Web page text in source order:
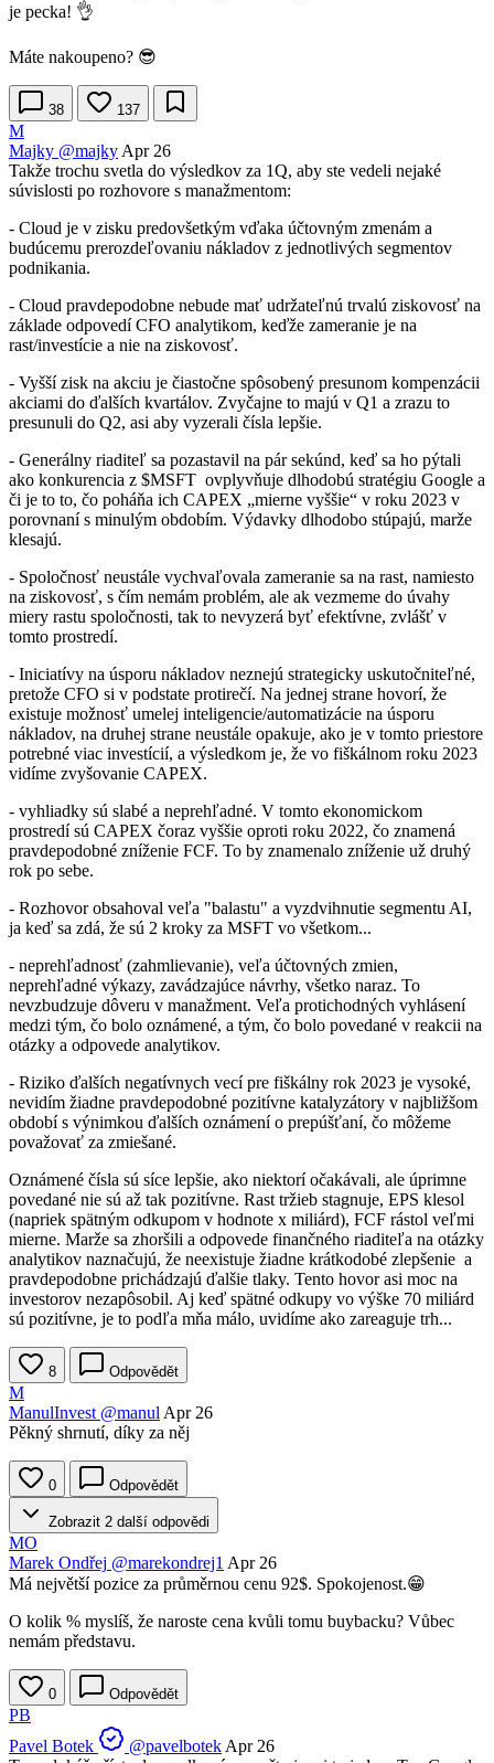
je pecka! 👌
Máte nakoupeno? 😎
38 137
M
Majky @majky Apr 26
Takže trochu svetla do výsledkov za 1Q, aby ste vedeli nejaké
súvislosti po rozhovore s manažmentom:
- Cloud je v zisku predovšetkým vďaka účtovným zmenám a
budúcemu prerozdeľovaniu nákladov z jednotlivých segmentov
podnikania.
- Cloud pravdepodobne nebude mať udržateľnú trvalú ziskovosť na
základe odpovedí CFO analytikom, keďže zameranie je na
rast/investície a nie na ziskovosť.
- Vyšší zisk na akciu je čiastočne spôsobený presunom kompenzácii
akciami do ďalších kvartálov. Zvyčajne to majú v Q1 a zrazu to
presunuli do Q2, asi aby vyzerali čísla lepšie.
- Generálny riaditeľ sa pozastavil na pár sekúnd, keď sa ho pýtali
ako konkurencia z $MSFT ovplyvňuje dlhodobú stratégiu Google a
či je to to, čo poháňa ich CAPEX „mierne vyššie“ v roku 2023 v
porovnaní s minulým obdobím. Výdavky dlhodobo stúpajú, marže
klesajú.
- Spoločnosť neustále vychvaľovala zameranie sa na rast, namiesto
na ziskovosť, s čím nemám problém, ale ak vezmeme do úvahy
miery rastu spoločnosti, tak to nevyzerá byť efektívne, zvlášť v
tomto prostredí.
- Iniciatívy na úsporu nákladov neznejú strategicky uskutočniteľné,
pretože CFO si v podstate protirečí. Na jednej strane hovorí, že
existuje možnosť umelej inteligencie/automatizácie na úsporu
nákladov, na druhej strane neustále opakuje, ako je v tomto priestore
potrebné viac investícií, a výsledkom je, že vo fiškálnom roku 2023
vidíme zvyšovanie CAPEX.
- vyhliadky sú slabé a neprehľadné. V tomto ekonomickom
prostredí sú CAPEX čoraz vyššie oproti roku 2022, čo znamená
pravdepodobné zníženie FCF. To by znamenalo zníženie už druhý
rok po sebe.
- Rozhovor obsahoval veľa "balastu" a vyzdvihnutie segmentu AI,
ja keď sa zdá, že sú 2 kroky za MSFT vo všetkom...
- neprehľadnosť (zahmlievanie), veľa účtovných zmien,
neprehľadné výkazy, zavádzajúce návrhy, všetko naraz. To
nevzbudzuje dôveru v manažment. Veľa protichodných vyhlásení
medzi tým, čo bolo oznámené, a tým, čo bolo povedané v reakcii na
otázky a odpovede analytikov.
- Riziko ďalších negatívnych vecí pre fiškálny rok 2023 je vysoké,
nevidím žiadne pravdepodobné pozitívne katalyzátory v najbližšom
období s výnimkou ďalších oznámení o prepúšťaní, čo môžeme
považovať za zmiešané.
Oznámené čísla sú síce lepšie, ako niektorí očakávali, ale úprimne
povedané nie sú až tak pozitívne. Rast tržieb stagnuje, EPS klesol
(napriek spätným odkupom v hodnote x miliárd), FCF rástol veľmi
mierne. Marže sa zhoršili a odpovede finančného riaditeľa na otázky
analytikov naznačujú, že neexistuje žiadne krátkodobé zlepšenie a
pravdepodobne prichádzajú ďalšie tlaky. Tento hovor asi moc na
investorov nezapôsobil. Aj keď spätné odkupy vo výške 70 miliárd
sú pozitívne, je to podľa mňa málo, uvidíme ako zareaguje trh...
8 Odpovědět
M
ManulInvest @manul Apr 26
Pěkný shrnutí, díky za něj
0 Odpovědět
Zobrazit 2 další odpovědi
MO
Marek Ondřej @marekondrej1 Apr 26
Má největší pozice za průměrnou cenu 92$. Spokojenost.😁
O kolik % myslíš, že naroste cena kvůli tomu buybacku? Vůbec
nemám představu.
0 Odpovědět
PB
Pavel Botek
@pavelbotek Apr 26